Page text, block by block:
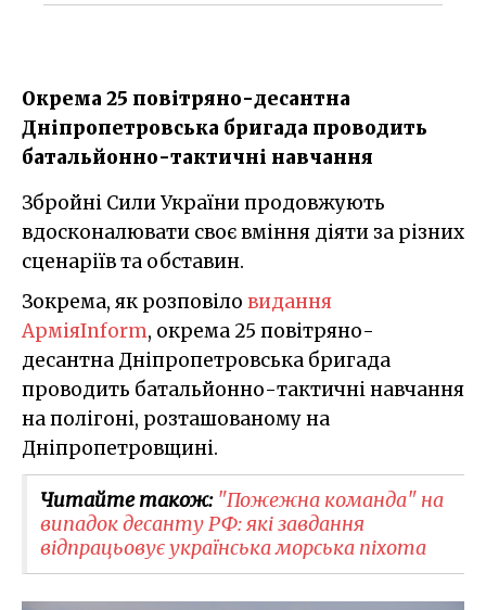
Окрема 25 повітряно-десантна
Дніпропетровська бригада проводить
батальйонно-тактичні навчання
Збройні Сили України продовжують
вдосконалювати своє вміння діяти за різних
сценаріїв та обставин.
Зокрема, як розповіло видання
АрміяInform, окрема 25 повітряно-
десантна Дніпропетровська бригада
проводить батальйонно-тактичні навчання
на полігоні, розташованому на
Дніпропетровщині.
Читайте також: "Пожежна команда" на
випадок десанту РФ: які завдання
відпрацьовує українська морська піхота